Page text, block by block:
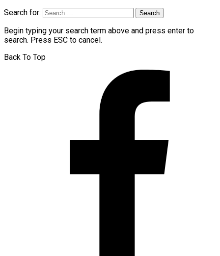
Search for:
Begin typing your search term above and press enter to
search. Press ESC to cancel.
Back To Top